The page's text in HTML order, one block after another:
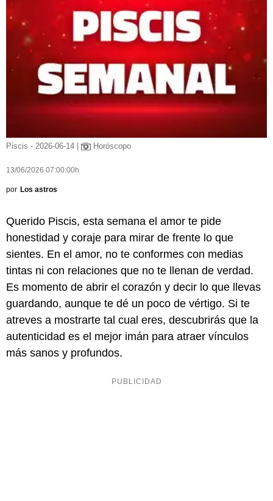
Piscis - 2026-06-14 | Horóscopo
13/06/2026 07:00:00h
por Los astros
Querido Piscis, esta semana el amor te pide
honestidad y coraje para mirar de frente lo que
sientes. En el amor, no te conformes con medias
tintas ni con relaciones que no te llenan de verdad.
Es momento de abrir el corazón y decir lo que llevas
guardando, aunque te dé un poco de vértigo. Si te
atreves a mostrarte tal cual eres, descubrirás que la
autenticidad es el mejor imán para atraer vínculos
más sanos y profundos.